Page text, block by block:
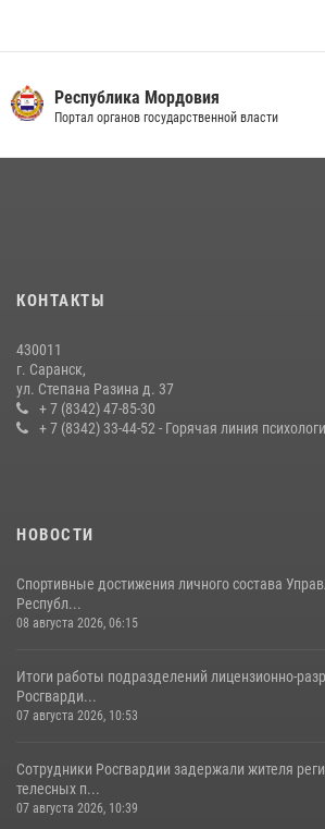
обеспечили безопасность на футбольных
регионального турнира до Суперкубка России
содействии сотрудников Росгвардии
Сотрудники Росгвардии обеспечили
конкурса профмастерства в Саранске
23 июля 2026, 11:54 4
Республика Мордовия
Портал органов государственной власти
КОНТАКТЫ
430011
г. Саранск,
ул. Степана Разина д. 37
+ 7 (8342) 47-85-30
+ 7 (8342) 33-44-52 - Горячая линия
НОВОСТИ
Спортивные достижения личного состава
Республ...
08 августа 2026, 06:15
Итоги работы подразделений лицензионно-
Росгварди...
07 августа 2026, 10:53
Сотрудники Росгвардии задержали жителя
телесных п...
07 августа 2026, 10:39